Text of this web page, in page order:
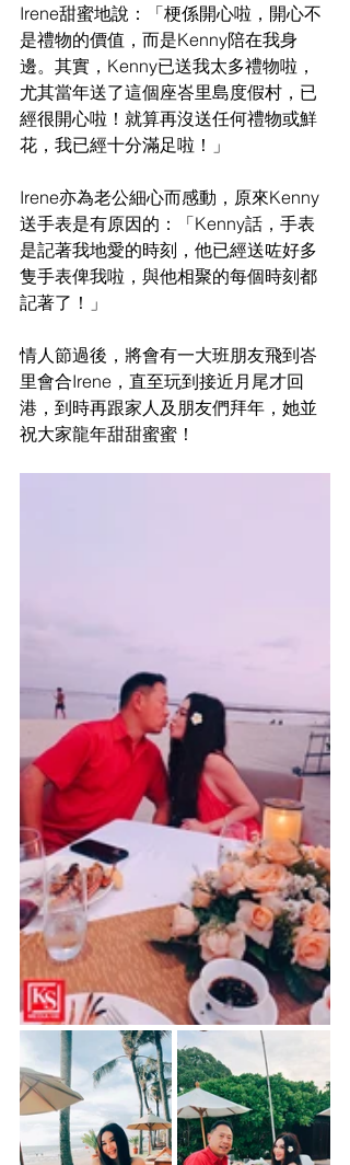
Irene甜蜜地說：「梗係開心啦，開心不
是禮物的價值，而是Kenny陪在我身
邊。其實，Kenny已送我太多禮物啦，
尤其當年送了這個座峇里島度假村，已
經很開心啦！就算再沒送任何禮物或鮮
花，我已經十分滿足啦！」
Irene亦為老公細心而感動，原來Kenny
送手表是有原因的：「Kenny話，手表
是記著我地愛的時刻，他已經送咗好多
隻手表俾我啦，與他相聚的每個時刻都
記著了！」
情人節過後，將會有一大班朋友飛到峇
里會合Irene，直至玩到接近月尾才回
港，到時再跟家人及朋友們拜年，她並
祝大家龍年甜甜蜜蜜！